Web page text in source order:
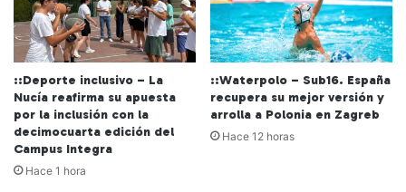
::Deporte inclusivo – La
Nucía reafirma su apuesta
por la inclusión con la
decimocuarta edición del
Campus Integra
Hace 1 hora
::Waterpolo – Sub16. España
recupera su mejor versión y
arrolla a Polonia en Zagreb
Hace 12 horas